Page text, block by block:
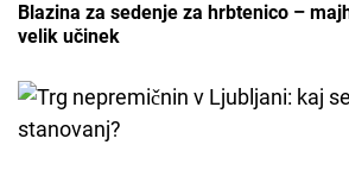
Blazina za sedenje za hrbtenico –
velik učinek